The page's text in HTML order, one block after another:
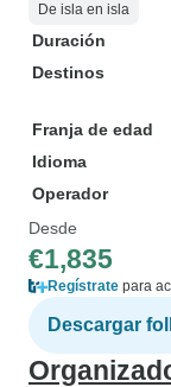
De isla en isla
Duración
Destinos
Franja de edad
Idioma
Operador
Desde
€1,835
Regístrate para
Descargar